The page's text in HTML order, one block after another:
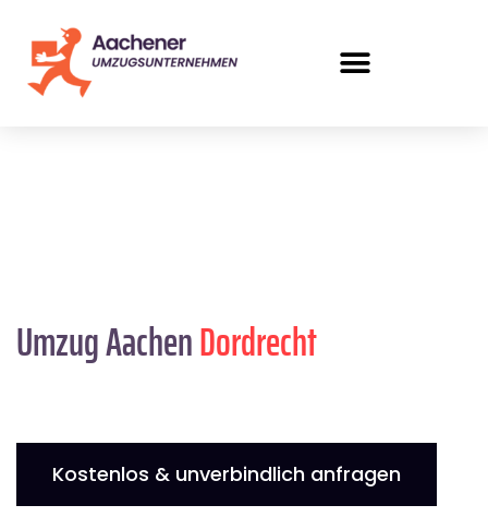
Umzug AachenDordrecht
Kostenlos & unverbindlich anfragen